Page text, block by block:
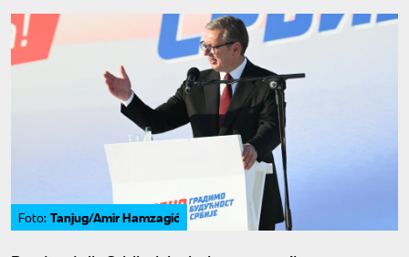
Foto: Tanjug/Amir Hamzagić